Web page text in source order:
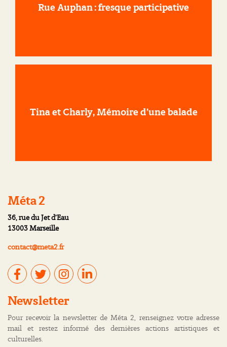
Rue Auphan : fresque participative
Tina et Charly, Mémoire d’une balade
Méta 2
36, rue du Jet d’Eau
13003 Marseille
contact@meta2.fr
Newsletter
Pour recevoir la newsletter de Méta 2, renseignez votre adresse
mail et restez informé des dernières actions artistiques et
culturelles.